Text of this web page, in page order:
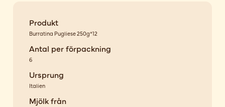
Produkt
Burratina Pugliese 250g*12
Antal per förpackning
6
Ursprung
Italien
Mjölk från